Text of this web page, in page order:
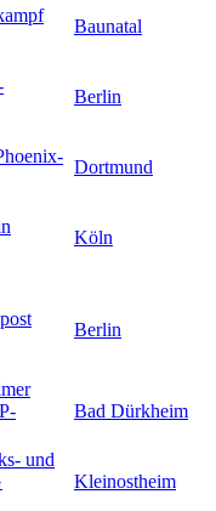
Baunatal
Berlin
Dortmund
Köln
Berlin
Bad Dürkheim
und
Kleinostheim